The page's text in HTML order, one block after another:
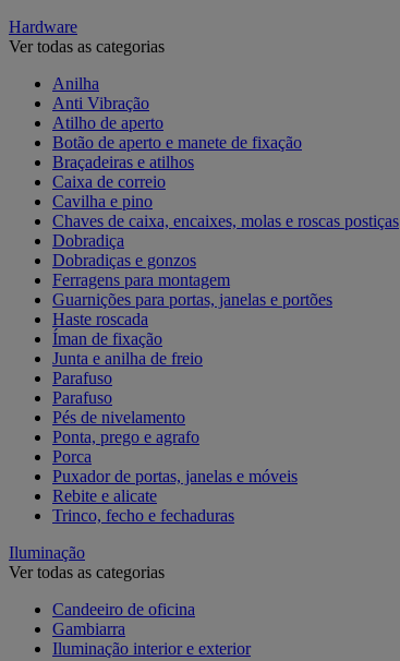
Hardware
Ver todas as categorias
Anilha
Anti Vibração
Atilho de aperto
Botão de aperto e manete de fixação
Braçadeiras e atilhos
Caixa de correio
Cavilha e pino
Chaves de caixa, encaixes, molas e roscas postiças
Dobradiça
Dobradiças e gonzos
Ferragens para montagem
Guarnições para portas, janelas e portões
Haste roscada
Íman de fixação
Junta e anilha de freio
Parafuso
Parafuso
Pés de nivelamento
Ponta, prego e agrafo
Porca
Puxador de portas, janelas e móveis
Rebite e alicate
Trinco, fecho e fechaduras
Iluminação
Ver todas as categorias
Candeeiro de oficina
Gambiarra
Iluminação interior e exterior